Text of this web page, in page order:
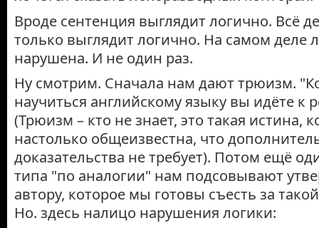
Вроде сентенция выглядит логично. Всё
только выглядит логично. На самом деле
нарушена. И не один раз.
Ну смотрим. Сначала нам дают трюизм.
научиться английскому языку вы идёте к
(Трюизм – кто не знает, это такая истина,
настолько общеизвестна, что
доказательства не требует). Потом ещё
типа "по аналогии" нам подсовывают
автору, которое мы готовы съесть за
Но. здесь налицо нарушения логики: